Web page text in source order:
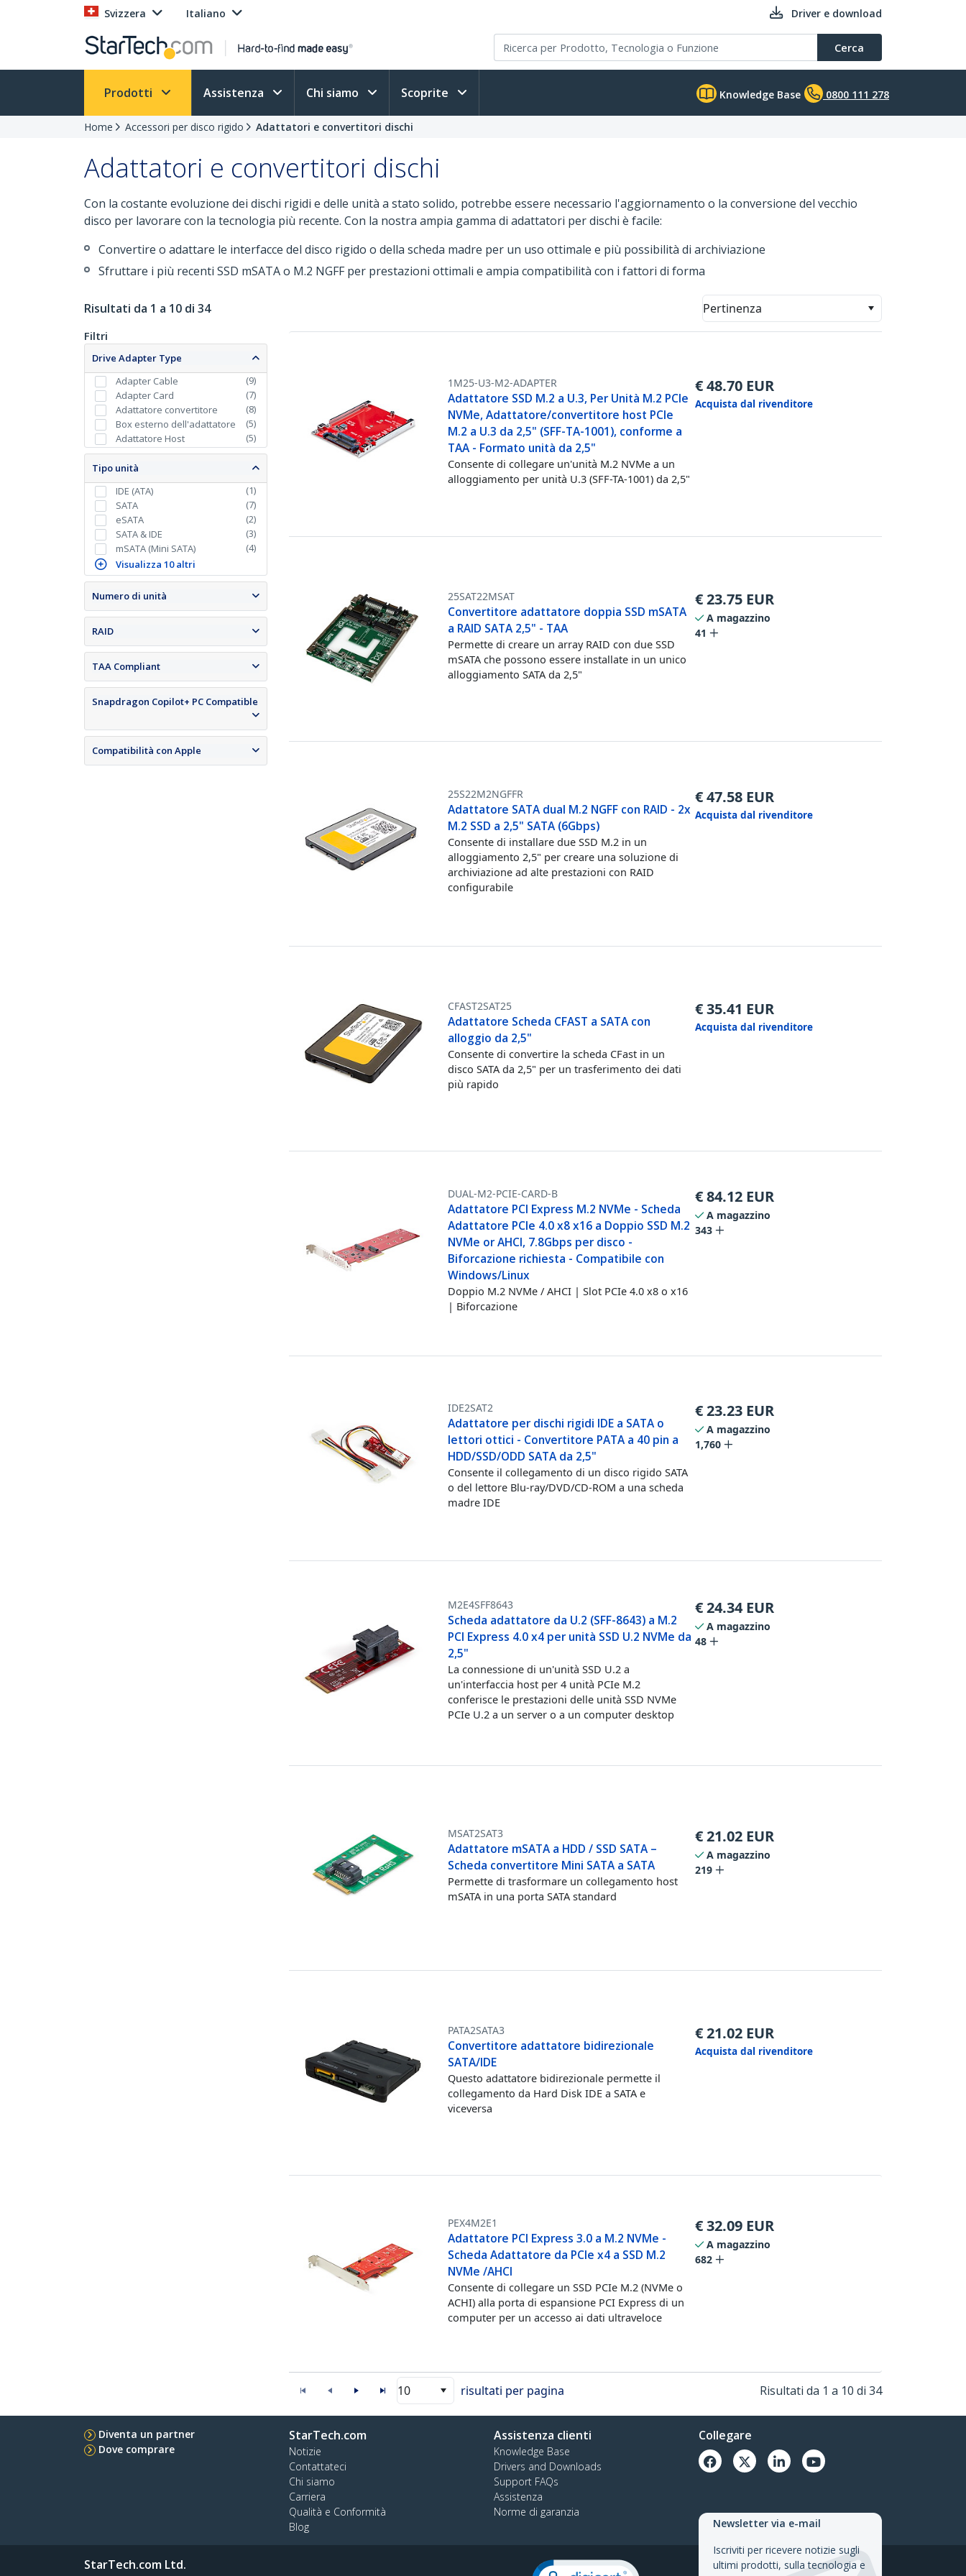
Svizzera Italiano Driver e download
Cerca
Prodotti Assistenza Chi siamo Scoprite Knowledge Base 0800 111 278
Home Accessori per disco rigido Adattatori e convertitori dischi
Adattatori e convertitori dischi
Con la costante evoluzione dei dischi rigidi e delle unità a stato solido, potrebbe essere necessario l'aggiornamento o la conversione del vecchio
disco per lavorare con la tecnologia più recente. Con la nostra ampia gamma di adattatori per dischi è facile:
Convertire o adattare le interfacce del disco rigido o della scheda madre per un uso ottimale e più possibilità di archiviazione
Sfruttare i più recenti SSD mSATA o M.2 NGFF per prestazioni ottimali e ampia compatibilità con i fattori di forma
Risultati da 1 a 10 di 34 Pertinenza
Filtri
Drive Adapter Type
Adapter Cable
(9)
Adapter Card
(7)
Adattatore convertitore
(8)
Box esterno dell'adattatore
(5)
Adattatore Host
(5)
Tipo unità
IDE (ATA)
(1)
SATA
(7)
eSATA
(2)
SATA & IDE
(3)
mSATA (Mini SATA)
(4)
Visualizza 10 altri
Numero di unità
RAID
TAA Compliant
Snapdragon Copilot+ PC Compatible
Compatibilità con Apple
1M25-U3-M2-ADAPTER
Adattatore SSD M.2 a U.3, Per Unità M.2 PCIe
NVMe, Adattatore/convertitore host PCIe
M.2 a U.3 da 2,5" (SFF-TA-1001), conforme a
TAA - Formato unità da 2,5"
Consente di collegare un'unità M.2 NVMe a un
alloggiamento per unità U.3 (SFF-TA-1001) da 2,5"
€48.70 EUR
Acquista dal rivenditore
25SAT22MSAT
Convertitore adattatore doppia SSD mSATA
a RAID SATA 2,5" - TAA
Permette di creare un array RAID con due SSD
mSATA che possono essere installate in un unico
alloggiamento SATA da 2,5"
€23.75 EUR
A magazzino
41
25S22M2NGFFR
Adattatore SATA dual M.2 NGFF con RAID - 2x
M.2 SSD a 2,5" SATA (6Gbps)
Consente di installare due SSD M.2 in un
alloggiamento 2,5" per creare una soluzione di
archiviazione ad alte prestazioni con RAID
configurabile
€47.58 EUR
Acquista dal rivenditore
CFAST2SAT25
Adattatore Scheda CFAST a SATA con
alloggio da 2,5"
Consente di convertire la scheda CFast in un
disco SATA da 2,5" per un trasferimento dei dati
più rapido
€35.41 EUR
Acquista dal rivenditore
DUAL-M2-PCIE-CARD-B
Adattatore PCI Express M.2 NVMe - Scheda
Adattatore PCIe 4.0 x8 x16 a Doppio SSD M.2
NVMe or AHCI, 7.8Gbps per disco -
Biforcazione richiesta - Compatibile con
Windows/Linux
Doppio M.2 NVMe / AHCI | Slot PCIe 4.0 x8 o x16
| Biforcazione
€84.12 EUR
A magazzino
343
IDE2SAT2
Adattatore per dischi rigidi IDE a SATA o
lettori ottici - Convertitore PATA a 40 pin a
HDD/SSD/ODD SATA da 2,5"
Consente il collegamento di un disco rigido SATA
o del lettore Blu-ray/DVD/CD-ROM a una scheda
madre IDE
€23.23 EUR
A magazzino
1,760
M2E4SFF8643
Scheda adattatore da U.2 (SFF-8643) a M.2
PCI Express 4.0 x4 per unità SSD U.2 NVMe da
2,5"
La connessione di un'unità SSD U.2 a
un'interfaccia host per 4 unità PCIe M.2
conferisce le prestazioni delle unità SSD NVMe
PCIe U.2 a un server o a un computer desktop
€24.34 EUR
A magazzino
48
MSAT2SAT3
Adattatore mSATA a HDD / SSD SATA –
Scheda convertitore Mini SATA a SATA
Permette di trasformare un collegamento host
mSATA in una porta SATA standard
€21.02 EUR
A magazzino
219
PATA2SATA3
Convertitore adattatore bidirezionale
SATA/IDE
Questo adattatore bidirezionale permette il
collegamento da Hard Disk IDE a SATA e
viceversa
€21.02 EUR
Acquista dal rivenditore
PEX4M2E1
Adattatore PCI Express 3.0 a M.2 NVMe -
Scheda Adattatore da PCIe x4 a SSD M.2
NVMe /AHCI
Consente di collegare un SSD PCIe M.2 (NVMe o
ACHI) alla porta di espansione PCI Express di un
computer per un accesso ai dati ultraveloce
€32.09 EUR
A magazzino
682
10 risultati per pagina Risultati da 1 a 10 di 34
Diventa un partner
Dove comprare
StarTech.com
Notizie
Contattateci
Chi siamo
Carriera
Qualità e Conformità
Blog
Assistenza clienti
Knowledge Base
Drivers and Downloads
Support FAQs
Assistenza
Norme di garanzia
Collegare
StarTech.com Ltd.
Newsletter via e-mail
Iscriviti per ricevere notizie sugli
ultimi prodotti, sulla tecnologia e